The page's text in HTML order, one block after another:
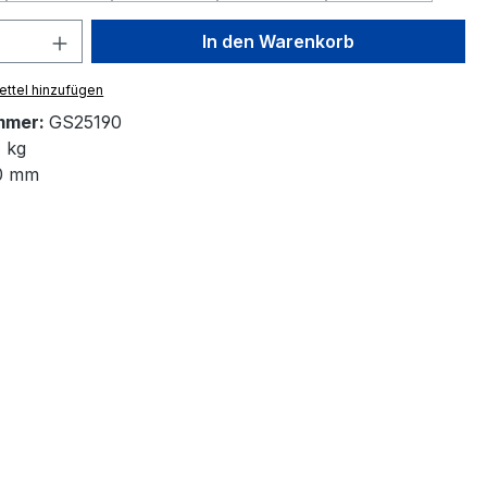
Anzahl: Gib den gewünschten Wert
In den Warenkorb
hinzufügen
GS25190
kg
mm